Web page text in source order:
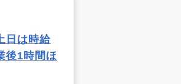
日は時給
後1時間ほ